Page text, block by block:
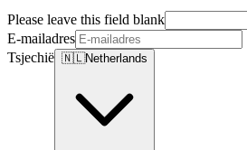
Please leave this field blank
E-mailadres
Tsjechië 🇳🇱Netherlands